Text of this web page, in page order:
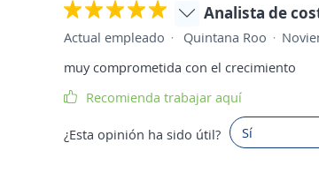
Analista de
Actual empleado Quintana Roo
muy comprometida con el crecimiento
Recomienda trabajar aquí
¿Esta opinión ha sido útil? Sí